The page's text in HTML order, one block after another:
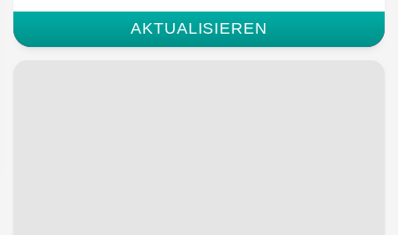
AKTUALISIEREN